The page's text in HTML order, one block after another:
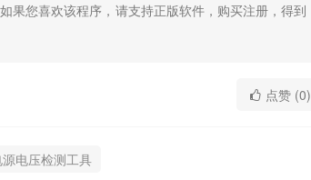
果您喜欢该程序，请支持正版软件，购买注册，得到
点赞 (0)
源电压检测工具